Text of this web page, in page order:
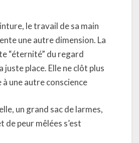
le travail de sa main
une autre dimension. La
“éternité” du regard
juste place. Elle ne clôt plus
à une autre conscience
un grand sac de larmes,
de peur mêlées s’est